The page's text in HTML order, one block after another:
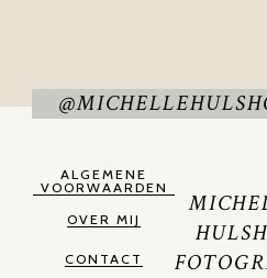
ALGEMENE
VOORWAARDEN
OVER MIJ
CONTACT